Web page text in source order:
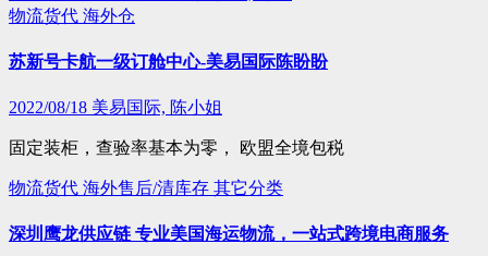
物流货代 海外仓
苏新号卡航一级订舱中心-美易国际陈盼盼
2022/08/18 美易国际, 陈小姐
固定装柜，查验率基本为零， 欧盟全境包税
物流货代 海外售后/清库存 其它分类
深圳鹰龙供应链 专业美国海运物流，一站式跨境电商服务